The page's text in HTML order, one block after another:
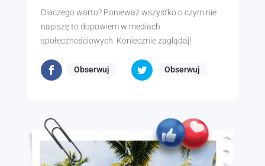
Dlaczego warto? Ponieważ wszystko o czym nie
napiszę to dopowiem w mediach
społecznościowych. Koniecznie zaglądaj!
Obserwuj Obserwuj